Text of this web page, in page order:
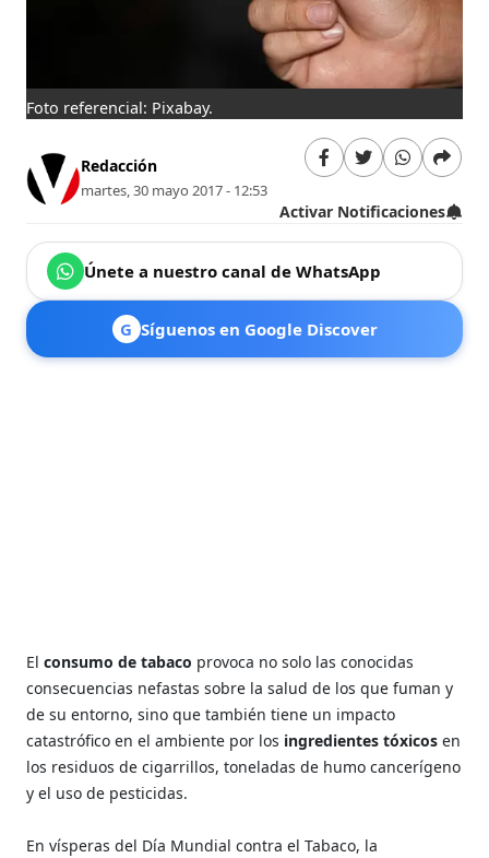
Foto referencial: Pixabay.
Redacción
martes, 30 mayo 2017 - 12:53
Activar Notificaciones
Únete a nuestro canal de WhatsApp
G Síguenos en Google Discover
Elconsumo de tabaco provoca no solo las conocidas
consecuencias nefastas sobre la salud de los que fuman y
de su entorno, sino que también tiene un impacto
catastrófico en el ambiente por los ingredientes tóxicos en
los residuos de cigarrillos, toneladas de humo cancerígeno
y el uso de pesticidas.
En vísperas del Día Mundial contra el Tabaco, la